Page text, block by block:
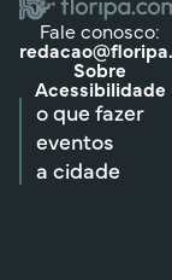
Fale conosco:
Sobre
Acessibilidade
o que fazer
eventos
a cidade